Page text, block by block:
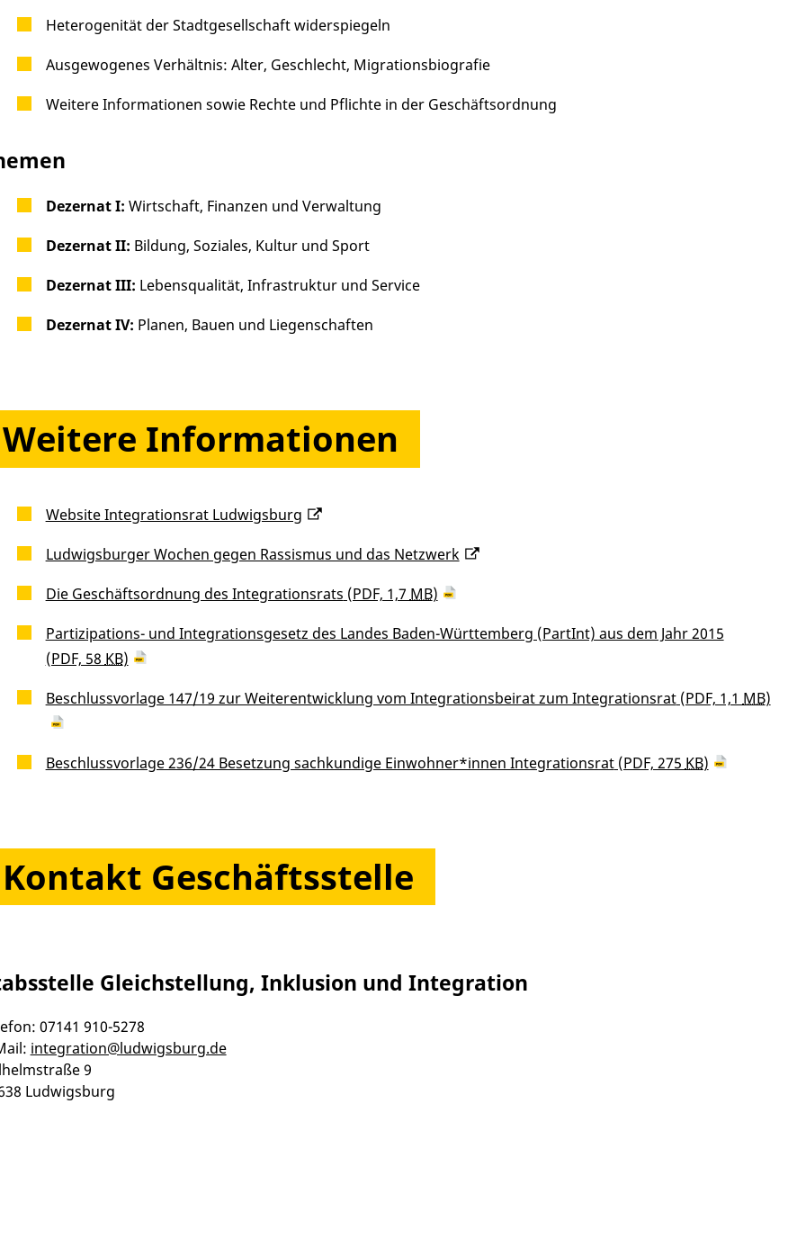
Heterogenität der Stadtgesellschaft widerspiegeln
Ausgewogenes Verhältnis: Alter, Geschlecht, Migrationsbiografie
Weitere Informationen sowie Rechte und Pflichte in der Geschäftsordnung
Dezernat I: Wirtschaft, Finanzen und Verwaltung
Dezernat II: Bildung, Soziales, Kultur und Sport
Dezernat III: Lebensqualität, Infrastruktur und Service
Dezernat IV: Planen, Bauen und Liegenschaften
Weitere Informationen
Website Integrationsrat Ludwigsburg
Ludwigsburger Wochen gegen Rassismus und das Netzwerk
Die Geschäftsordnung des Integrationsrats (PDF, 1,7 MB)
Partizipations- und Integrationsgesetz des Landes Baden-Württemberg (PartInt) aus dem Jahr 2015
(PDF, 58 KB)
Beschlussvorlage 147/19 zur Weiterentwicklung vom Integrationsbeirat zum Integrationsrat(PDF, 1,1 MB)
Beschlussvorlage 236/24 Besetzung sachkundige Einwohner*innen Integrationsrat(PDF, 275 KB)
Kontakt Geschäftsstelle
Gleichstellung, Inklusion und Integration
07141 910-5278
integration@ludwigsburg.de
9
Ludwigsburg